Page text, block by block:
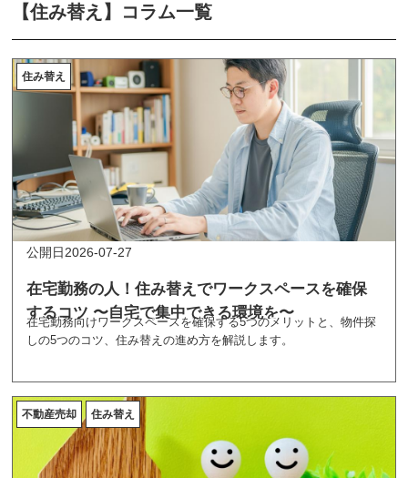
【住み替え】コラム一覧
住み替え
在宅勤務の人！住み替えでワークスペースを確保
するコツ 〜自宅で集中できる環境を〜
2026-07-27
在宅勤務向けワークスペースを確保する5つのメリットと、物件探
しの5つのコツ、住み替えの進め方を解説します。
不動産売却 住み替え